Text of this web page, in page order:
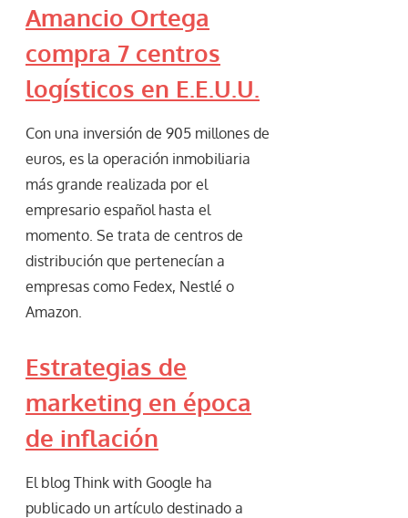
Amancio Ortega
compra 7 centros
logísticos en E.E.U.U.
Con una inversión de 905 millones de
euros, es la operación inmobiliaria
más grande realizada por el
empresario español hasta el
momento. Se trata de centros de
distribución que pertenecían a
empresas como Fedex, Nestlé o
Amazon.
Estrategias de
marketing en época
de inflación
El blog Think with Google ha
publicado un artículo destinado a